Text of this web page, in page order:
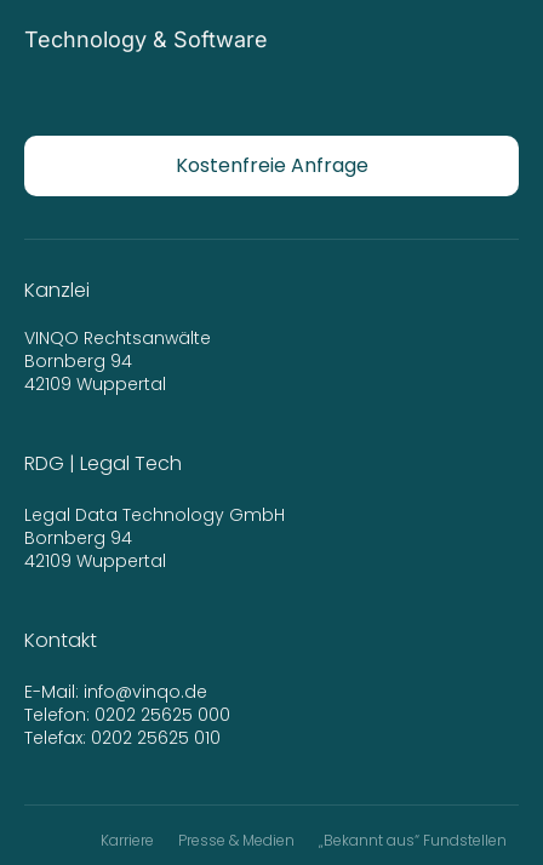
Technology & Software
Kostenfreie Anfrage
Kanzlei
VINQO Rechtsanwälte
Bornberg 94
42109 Wuppertal
RDG | Legal Tech
Legal Data Technology GmbH
Bornberg 94
42109 Wuppertal
Kontakt
E-Mail: info@vinqo.de
Telefon: 0202 25625 000
Telefax: 0202 25625 010
Karriere Presse & Medien
„Bekannt aus“ Fundstellen